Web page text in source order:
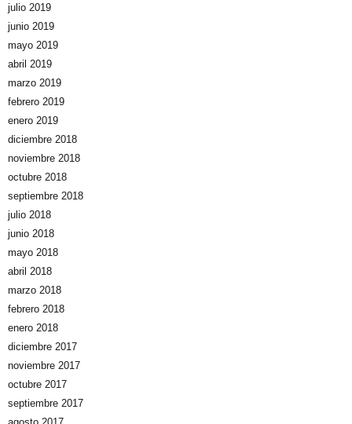
julio 2019
junio 2019
mayo 2019
abril 2019
marzo 2019
febrero 2019
enero 2019
diciembre 2018
noviembre 2018
octubre 2018
septiembre 2018
julio 2018
junio 2018
mayo 2018
abril 2018
marzo 2018
febrero 2018
enero 2018
diciembre 2017
noviembre 2017
octubre 2017
septiembre 2017